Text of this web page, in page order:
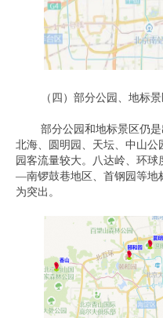
（四）部分公园、地标
部分公园和地标景区仍
北海、圆明园、天坛、中山
园客流量较大。八达岭、环
—南锣鼓巷地区、首钢园等地
为突出。